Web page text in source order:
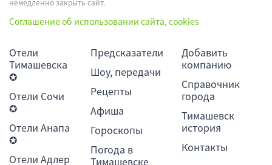
немедленно закрыть сайт.
Соглашение об использовании сайта, cookies
Отели
Тимашевска
✪
Отели Сочи
✪
Отели Анапа
✪
Отели Адлер
Предсказатели
Шоу, передачи
Рецепты
Афиша
Гороскопы
Погода в
Тимашевске
Добавить
компанию
Справочник
города
Тимашевск
история
Контакты